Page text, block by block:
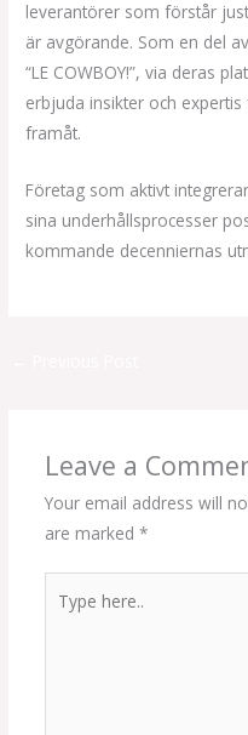
leverantörer som förstår
är avgörande. Som en del
“LE COWBOY!”, via deras
erbjuda insikter och
framåt.
Företag som aktivt
sina underhållsprocesser
kommande decenniernas
Leave a
Your email address will
are marked *
here..